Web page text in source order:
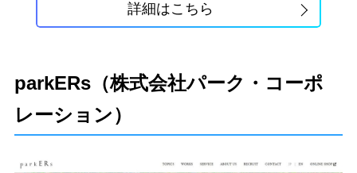
詳細はこちら
parkERs（株式会社パーク・コーポ
レーション）